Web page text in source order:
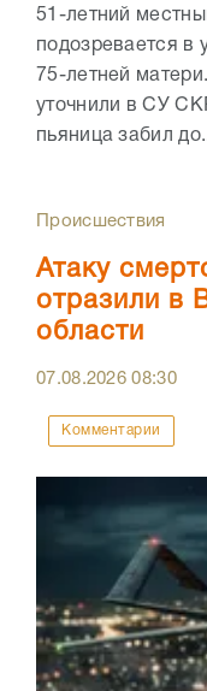
51-летний
подозревается в
75-летней
уточнили в СУ
пьяница забил
Происшествия
Атаку
отразили в
области
07.08.202608:30
Комментарии